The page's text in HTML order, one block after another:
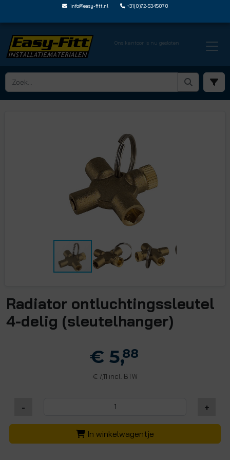
info@easy-fitt.nl +31(0)72-5345070
Ons kantoor is nu gesloten
HOME › ONTLUCHTERS EN AFTAPPERS › ABRAD SET
Radiator ontluchtingssleutel
4-delig (sleutelhanger)
€ 5,88
€ 7,11 incl. BTW
- +
In winkelwagentje